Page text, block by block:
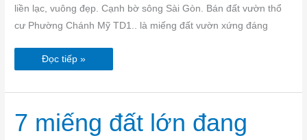
liền lạc, vuông đẹp. Cạnh bờ sông Sài Gòn. Bán đất vườn thổ
cư Phường Chánh Mỹ TD1.. là miếng đất vườn xứng đáng
Đọc tiếp »
7 miếng đất lớn đang
miếng